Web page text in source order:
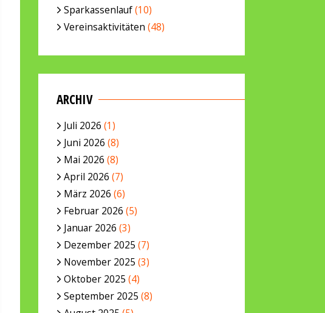
Sparkassenlauf(10)
Vereinsaktivitäten (48)
ARCHIV
Juli 2026 (1)
Juni 2026 (8)
Mai 2026 (8)
April 2026 (7)
März 2026 (6)
Februar 2026 (5)
Januar 2026 (3)
Dezember 2025 (7)
November 2025 (3)
Oktober 2025 (4)
September 2025 (8)